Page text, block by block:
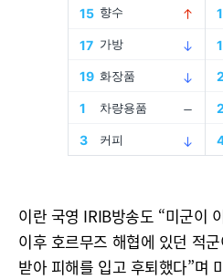
이란 국영 IRIB방송도 “미군이
이후 호르무즈 해협에 있던 적
받아 피해를 입고 후퇴했다”며